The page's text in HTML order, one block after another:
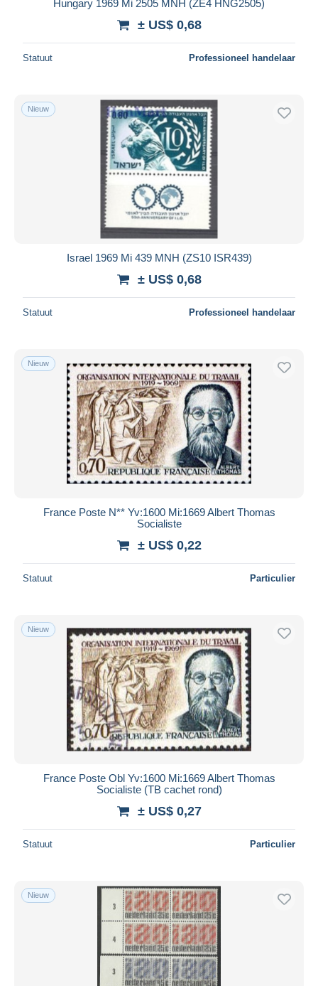
Hungary 1969 Mi 2505 MNH (ZE4 HNG2505)
± US$ 0,68
Statuut Professioneel handelaar
Nieuw
Israel 1969 Mi 439 MNH (ZS10 ISR439)
± US$ 0,68
Statuut Professioneel handelaar
Nieuw
France Poste N** Yv:1600 Mi:1669 Albert Thomas
Socialiste
± US$ 0,22
Statuut Particulier
Nieuw
France Poste Obl Yv:1600 Mi:1669 Albert Thomas
Socialiste (TB cachet rond)
± US$ 0,27
Statuut Particulier
Nieuw